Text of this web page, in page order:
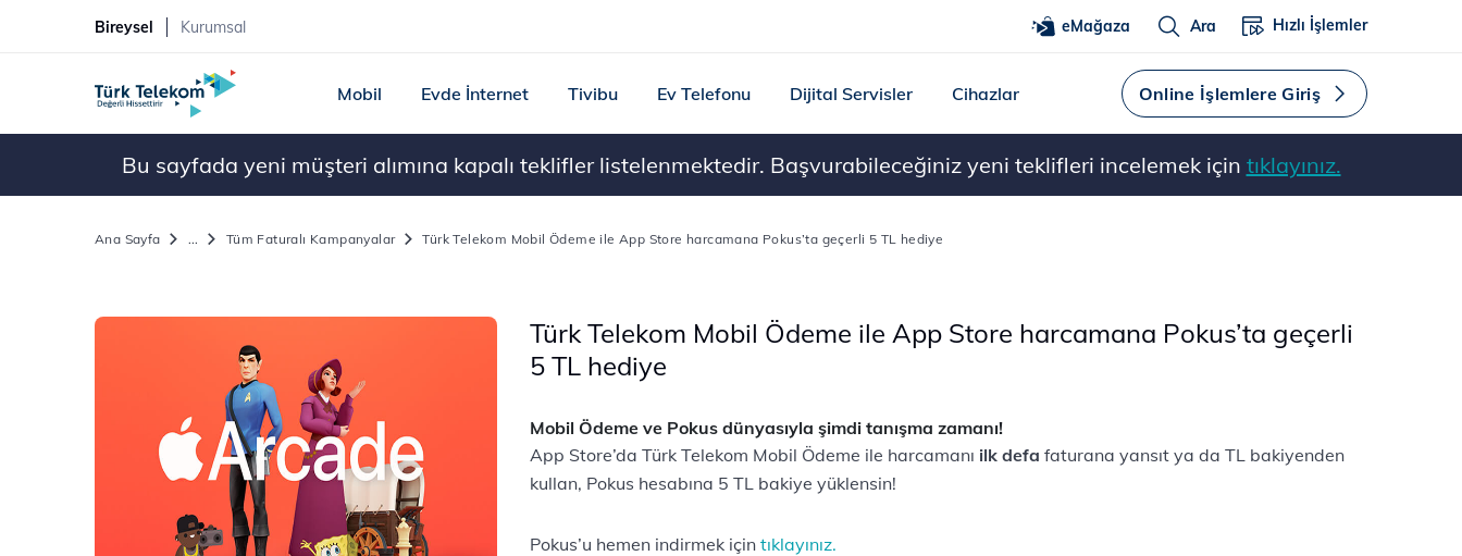
Bireysel Kurumsal eMağaza Ara Hızlı İşlemler
Mobil Evde İnternet Tivibu Ev Telefonu Dijital Servisler Cihazlar Online İşlemlere Giriş
Bu sayfada yeni müşteri alımına kapalı teklifler listelenmektedir. Başvurabileceğiniz yeni teklifleri incelemek için tıklayınız.
Ana Sayfa ... Tüm Faturalı Kampanyalar Türk Telekom Mobil Ödeme ile App Store harcamana Pokus’ta geçerli 5 TL hediye
Türk Telekom Mobil Ödeme ile App Store harcamana Pokus’ta geçerli
5 TL hediye
Mobil Ödeme ve Pokus dünyasıyla şimdi tanışma zamanı!
App Store’da Türk Telekom Mobil Ödeme ile harcamanı ilk defa faturana yansıt ya da TL bakiyenden
kullan, Pokus hesabına 5 TL bakiye yüklensin!
Pokus’u hemen indirmek için tıklayınız.